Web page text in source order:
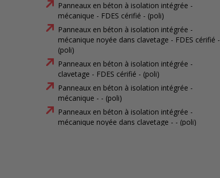
Panneaux en béton à isolation intégrée -
mécanique - FDES cérifié - (poli)
Panneaux en béton à isolation intégrée -
mécanique noyée dans clavetage - FDES cérifié -
(poli)
Panneaux en béton à isolation intégrée -
clavetage - FDES cérifié - (poli)
Panneaux en béton à isolation intégrée -
mécanique - - (poli)
Panneaux en béton à isolation intégrée -
mécanique noyée dans clavetage - - (poli)